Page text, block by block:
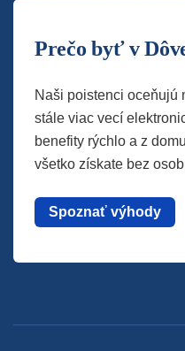
Prečo byť v
Naši poistenci oceňujú
stále viac vecí
benefity rýchlo a z
všetko získate bez
Spoznať výhody